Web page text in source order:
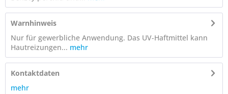
Warnhinweis
Nur für gewerbliche Anwendung. Das UV-Haftmittel kann
Hautreizungen... mehr
Kontaktdaten
mehr